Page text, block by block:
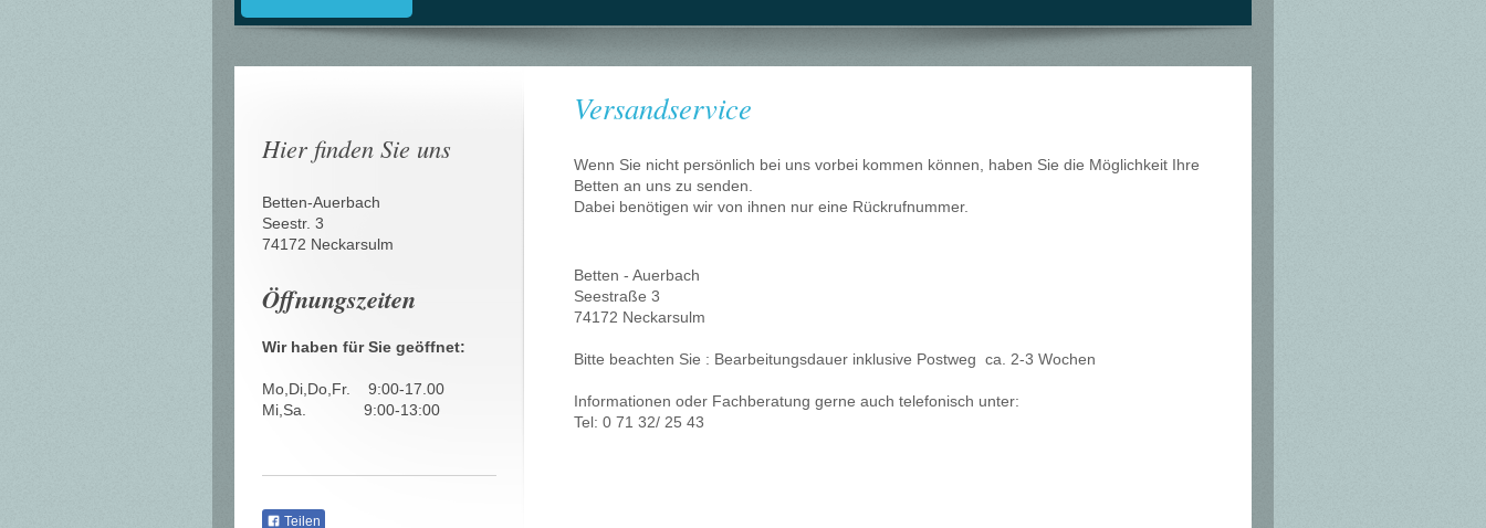
Versandservice
Wenn Sie nicht persönlich bei uns vorbei kommen können, haben Sie die Möglichkeit Ihre
Betten an uns zu senden.
Dabei benötigen wir von ihnen nur eine Rückrufnummer.
Betten - Auerbach
Seestraße 3
74172 Neckarsulm
Bitte beachten Sie : Bearbeitungsdauer inklusive Postweg ca. 2-3 Wochen
Informationen oder Fachberatung gerne auch telefonisch unter:
Tel: 0 71 32/ 25 43
Hier finden Sie uns
Betten-Auerbach
Seestr. 3
74172 Neckarsulm
Öffnungszeiten
Wir haben für Sie geöffnet:
Mo,Di,Do,Fr. 9:00-17.00
Mi,Sa. 9:00-13:00
Teilen